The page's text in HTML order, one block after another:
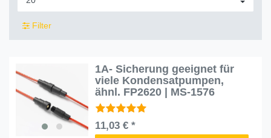
Filter
1A- Sicherung geeignet für
viele Kondensatpumpen,
ähnl. FP2620 | MS-1576
11,03 € *